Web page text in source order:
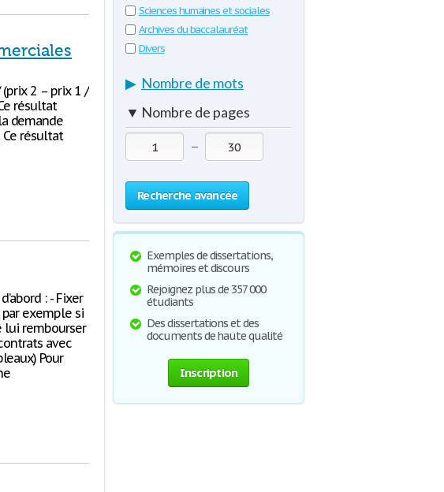
2 – prix 1 /
résultat
demande
Ce résultat
: - Fixer
par exemple si
lui rembourser
avec
Pour
Sciences humaines et sociales
Archives du baccalauréat
Divers
▶ Nombre de mots
▼ Nombre de pages
—
Recherche avancée
Exemples de dissertations,
mémoires et discours
Rejoignez plus de 357 000
étudiants
Des dissertations et des
documents de haute qualité
Inscription